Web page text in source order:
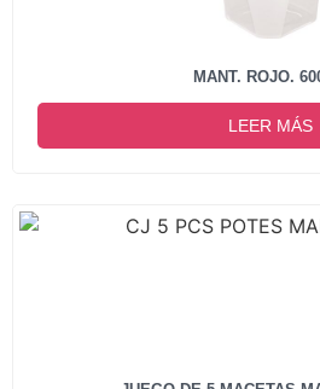
MANT. ROJO.
LEER MÁS